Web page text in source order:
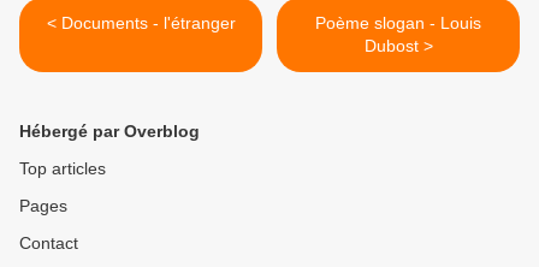
< Documents - l'étranger
Poème slogan - Louis
Dubost >
Hébergé par Overblog
Top articles
Pages
Contact